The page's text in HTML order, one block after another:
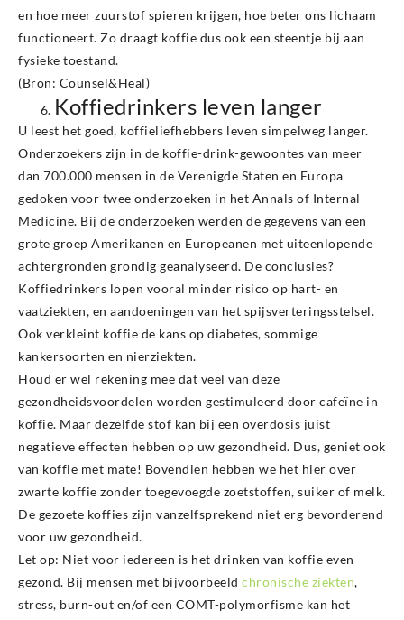
en hoe meer zuurstof spieren krijgen, hoe beter ons lichaam
functioneert. Zo draagt koffie dus ook een steentje bij aan
fysieke toestand.
(Bron: Counsel&Heal)
Koffiedrinkers leven langer
U leest het goed, koffieliefhebbers leven simpelweg langer.
Onderzoekers zijn in de koffie-drink-gewoontes van meer
dan 700.000 mensen in de Verenigde Staten en Europa
gedoken voor twee onderzoeken in het Annals of Internal
Medicine. Bij de onderzoeken werden de gegevens van een
grote groep Amerikanen en Europeanen met uiteenlopende
achtergronden grondig geanalyseerd. De conclusies?
Koffiedrinkers lopen vooral minder risico op hart- en
vaatziekten, en aandoeningen van het spijsverteringsstelsel.
Ook verkleint koffie de kans op diabetes, sommige
kankersoorten en nierziekten.
Houd er wel rekening mee dat veel van deze
gezondheidsvoordelen worden gestimuleerd door cafeïne in
koffie. Maar dezelfde stof kan bij een overdosis juist
negatieve effecten hebben op uw gezondheid. Dus, geniet ook
van koffie met mate! Bovendien hebben we het hier over
zwarte koffie zonder toegevoegde zoetstoffen, suiker of melk.
De gezoete koffies zijn vanzelfsprekend niet erg bevorderend
voor uw gezondheid.
Let op: Niet voor iedereen is het drinken van koffie even
gezond. Bij mensen met bijvoorbeeld chronische ziekten,
stress, burn-out en/of een COMT-polymorfisme kan het